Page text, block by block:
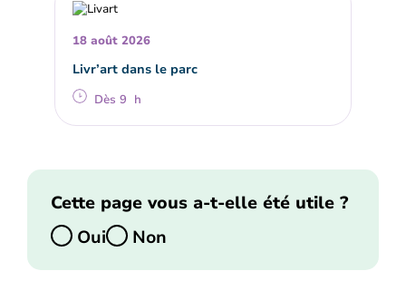
18 août 2026
Livr’art dans le parc
Dès 9 h
Cette page vous a-t-elle été utile ?
Oui
Non